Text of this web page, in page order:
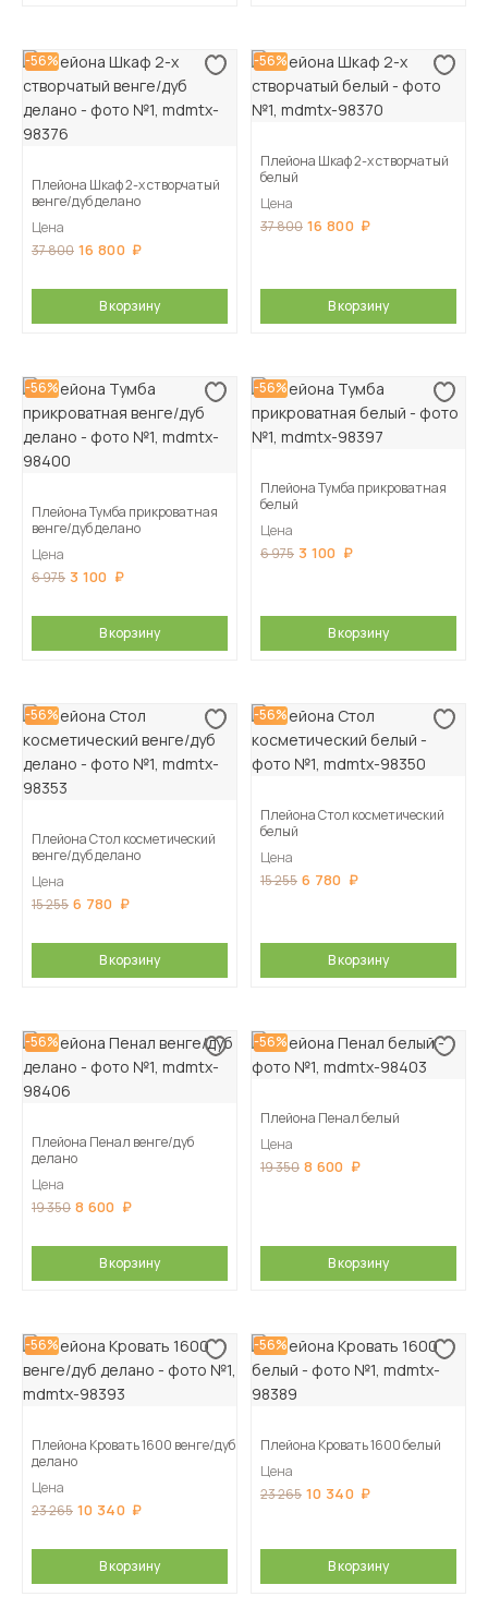
-56%
Плейона Шкаф 2-х створчатый
венге/дуб делано
Цена
37 800 16 800
В корзину
-56%
Плейона Шкаф 2-х створчатый
белый
Цена
37 800 16 800
В корзину
-56%
Плейона Тумба прикроватная
венге/дуб делано
Цена
6 975 3 100
В корзину
-56%
Плейона Тумба прикроватная
белый
Цена
6 975 3 100
В корзину
-56%
Плейона Стол косметический
венге/дуб делано
Цена
15 255 6 780
В корзину
-56%
Плейона Стол косметический
белый
Цена
15 255 6 780
В корзину
-56%
Плейона Пенал венге/дуб
делано
Цена
19 350 8 600
В корзину
-56%
Плейона Пенал белый
Цена
19 350 8 600
В корзину
-56%
Плейона Кровать 1600 венге/дуб
делано
Цена
23 265 10 340
В корзину
-56%
Плейона Кровать 1600 белый
Цена
23 265 10 340
В корзину